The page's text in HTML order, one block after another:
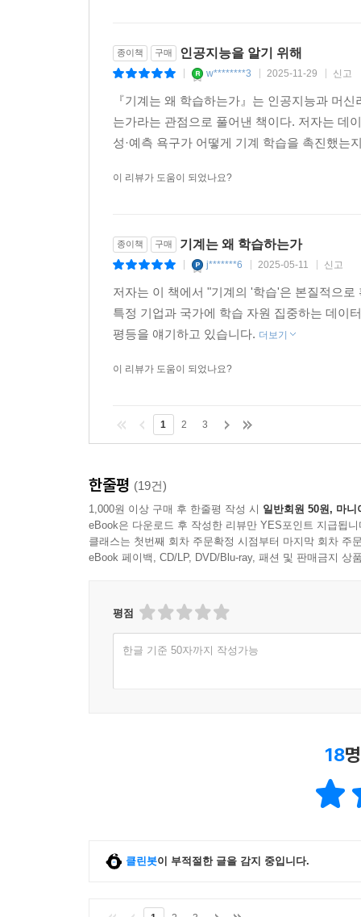
종이책 구매 인공지능을 알기 위해
w********3 2025-11-29 신고
『기계는 왜 학습하는가』는 인공지능과 머
는가라는 관점으로 풀어낸 책이다. 저자는 데
성·예측 욕구가 어떻게 기계 학습을 촉진했
이 리뷰가 도움이 되었나요?
종이책 구매 기계는 왜 학습하는가
j*******6 2025-05-11 신고
저자는 이 책에서 "기계의 '학습'은 본질적으
특정 기업과 국가에 학습 자원 집중하는 데이
평등을 얘기하고 있습니다. 더보기
이 리뷰가 도움이 되었나요?
1 2 3
한줄평 (19건)
1,000원 이상 구매 후 한줄평 작성 시 일반회원 50원, 마니
eBook은 다운로드 후 작성한 리뷰만 YES포인트 지급됩니
클래스는 첫번째 회차 주문확정 시점부터 마지막 회차 주
eBook 페이백, CD/LP, DVD/Blu-ray, 패션 및 판매금지 상
평점
한글 기준 50자까지 작성가능
18
클린봇이 부적절한 글을 감지 중입니다.